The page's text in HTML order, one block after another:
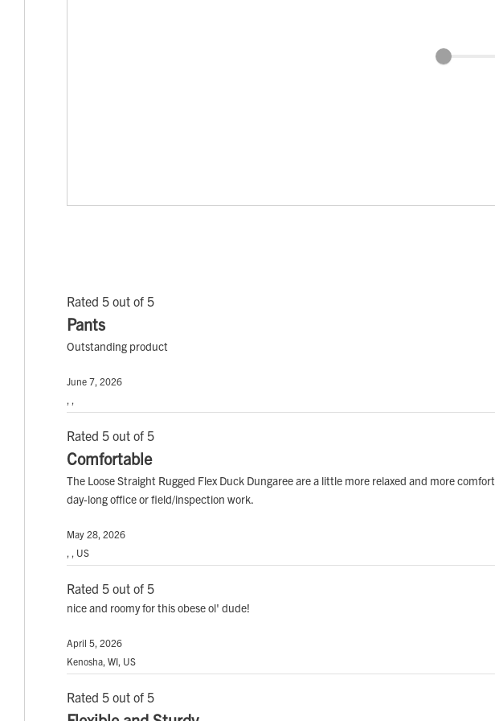
Rated 5 out of 5
Pants
Outstanding product
June 7, 2026
, ,
Rated 5 out of 5
Comfortable
The Loose Straight Rugged Flex Duck Dungaree are a little more relaxed and more
day-long office or field/inspection work.
May 28, 2026
, , US
Rated 5 out of 5
nice and roomy for this obese ol' dude!
April 5, 2026
Kenosha, WI, US
Rated 5 out of 5